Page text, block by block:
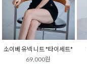
소이베 유넥 니트 *타이세트*
69,000원